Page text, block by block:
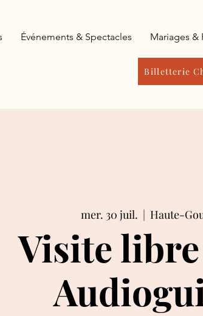
Billetterie
Événements & Spectacles Mariages &
mer. 30 juil.
  |
Haute-
Visite libre